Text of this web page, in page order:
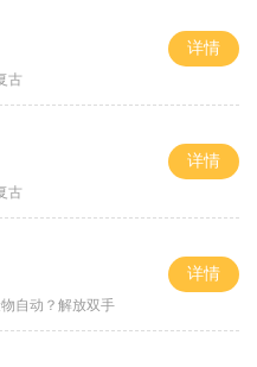
古
详情
古
详情
自动？解放双手
详情